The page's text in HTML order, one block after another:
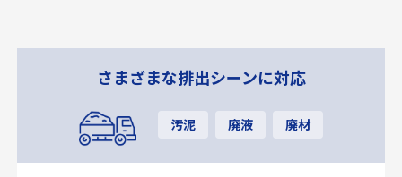
さまざまな排出シーンに対応
汚泥 廃液 廃材